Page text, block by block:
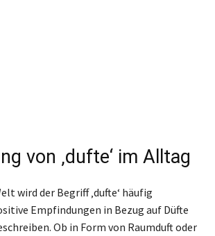
von ‚dufte‘ im Alltag
wird der Begriff ‚dufte‘ häufig
Empfindungen in Bezug auf Düfte
Ob in Form von Raumduft oder